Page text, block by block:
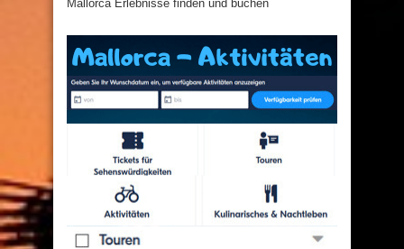
Mallorca Erlebnisse finden und buchen